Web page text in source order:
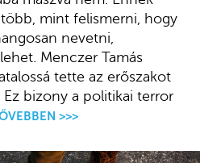
mint felismerni, hogy
nevetni,
Menczer Tamás
tette az erőszakot
bizony a politikai terror
>>>